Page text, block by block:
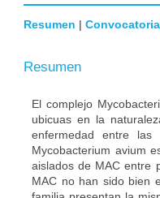
Resumen | Convocatoria
Resumen
El complejo
ubicuas en la
enfermedad entre las
Mycobacterium avium
aislados de MAC entre
MAC no han sido bien